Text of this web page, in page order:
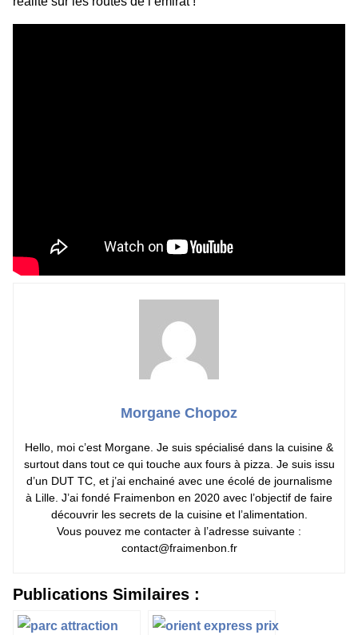
Morgane Chopoz
Hello, moi c’est Morgane. Je suis spécialisé dans la cuisine &
surtout dans tout ce qui touche aux fours à pizza. Je suis issu
d’un DUT TC, et j’ai enchainé avec une écolé de journalisme
à Lille. J’ai fondé Fraimenbon en 2020 avec l’objectif de faire
découvrir les secrets de la cuisine et l’alimentation.
Vous pouvez me contacter à l’adresse suivante :
contact@fraimenbon.fr
Publications Similaires :